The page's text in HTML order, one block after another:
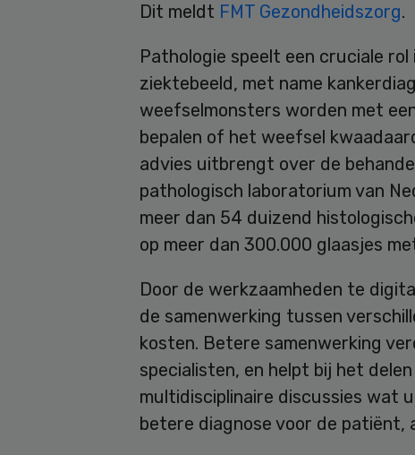
Dit meldt FMT Gezondheidszorg.
Pathologie speelt een cruciale
ziektebeeld, met name
weefselmonsters worden met
bepalen of het weefsel
advies uitbrengt over de
pathologisch laboratorium van
meer dan 54 duizend
op meer dan 300.000 glaasjes
Door de werkzaamheden te
de samenwerking tussen
kosten. Betere samenwerking
specialisten, en helpt bij het
multidisciplinaire discussies wat
betere diagnose voor de patiënt,